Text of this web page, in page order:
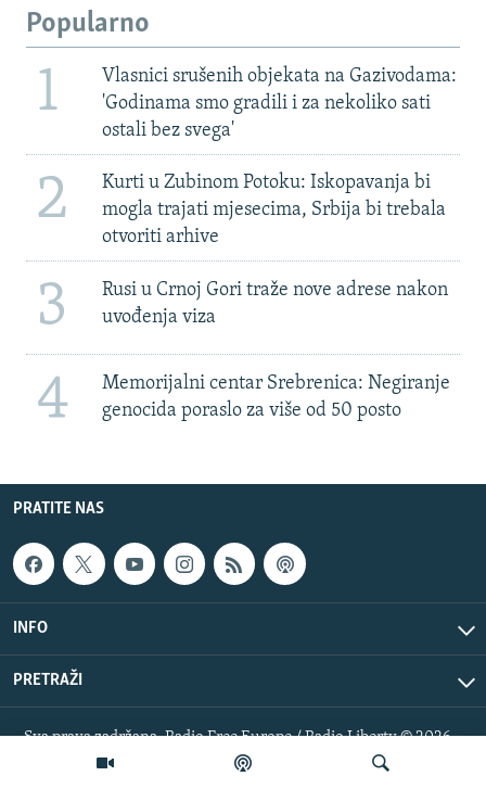
Popularno
1
Vlasnici srušenih objekata na Gazivodama:
'Godinama smo gradili i za nekoliko sati
ostali bez svega'
2
Kurti u Zubinom Potoku: Iskopavanja bi
mogla trajati mjesecima, Srbija bi trebala
otvoriti arhive
3
Rusi u Crnoj Gori traže nove adrese nakon
uvođenja viza
4
Memorijalni centar Srebrenica: Negiranje
genocida poraslo za više od 50 posto
PRATITE NAS
INFO
PRETRAŽI
Sva prava zadržana. Radio Free Europe / Radio Liberty © 2026
RFE/RL, Inc.